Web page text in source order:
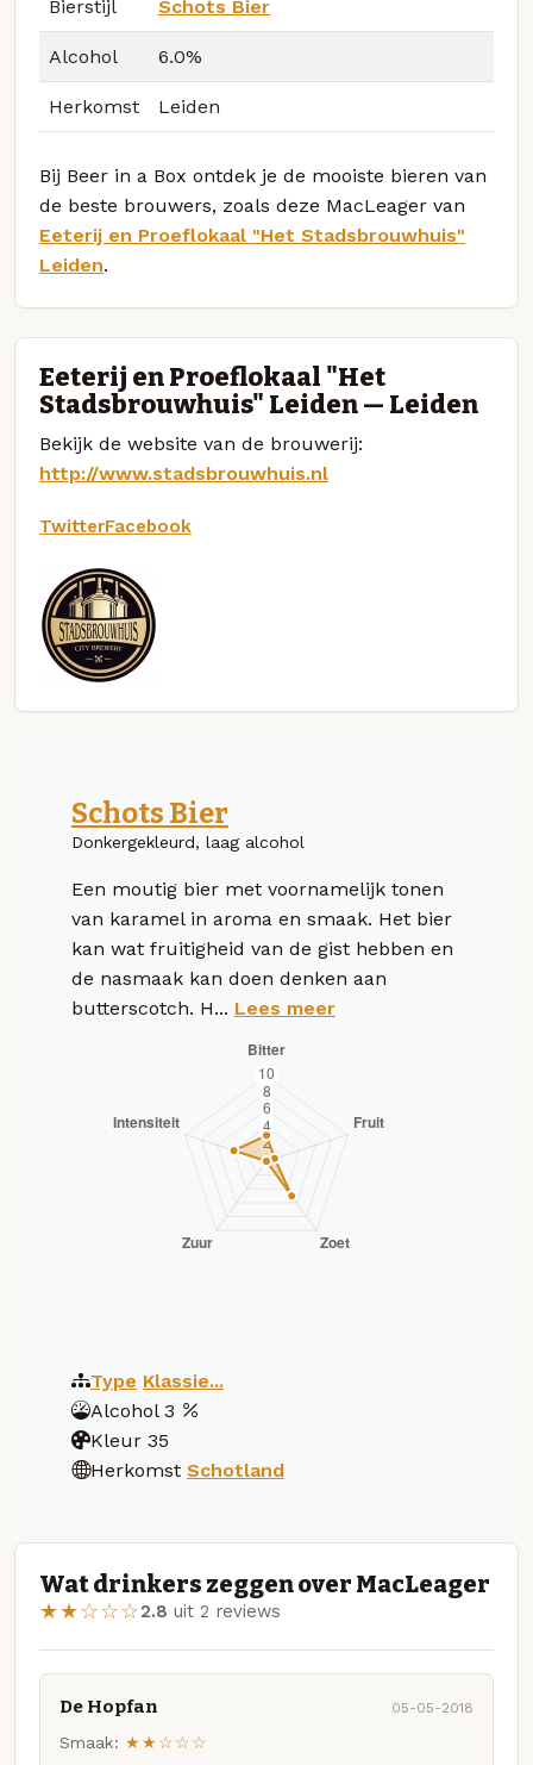
Bierstijl Schots Bier
Alcohol 6.0%
Herkomst Leiden
Bij Beer in a Box ontdek je de mooiste bieren van
de beste brouwers, zoals deze MacLeager van
Eeterij en Proeflokaal "Het Stadsbrouwhuis"
Leiden.
Eeterij en Proeflokaal "Het
Stadsbrouwhuis" Leiden — Leiden
Bekijk de website van de brouwerij:
http://www.stadsbrouwhuis.nl
TwitterFacebook
Schots Bier
Donkergekleurd, laag alcohol
Een moutig bier met voornamelijk tonen
van karamel in aroma en smaak. Het bier
kan wat fruitigheid van de gist hebben en
de nasmaak kan doen denken aan
butterscotch. H... Lees meer
Type Klassie...
Alcohol 3
Kleur 35
Herkomst Schotland
Wat drinkers zeggen over MacLeager
★★☆☆☆2.8 uit 2 reviews
De Hopfan 05-05-2018
Smaak: ★★☆☆☆